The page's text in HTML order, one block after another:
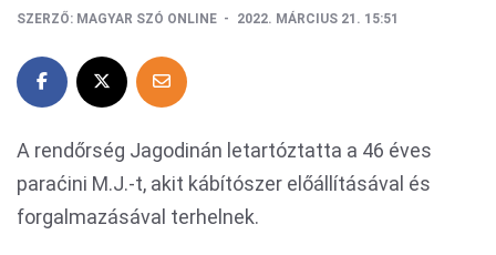
SZERZŐ: MAGYAR SZÓ ONLINE 2022. MÁRCIUS 21. 15:51
A rendőrség Jagodinán letartóztatta a 46 éves
paraćini M.J.-t, akit kábítószer előállításával és
forgalmazásával terhelnek.